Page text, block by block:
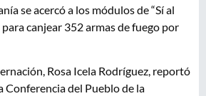
se acercó a los módulos de “Sí al
para canjear 352 armas de fuego por
Rosa Icela Rodríguez, reportó
del Pueblo de la